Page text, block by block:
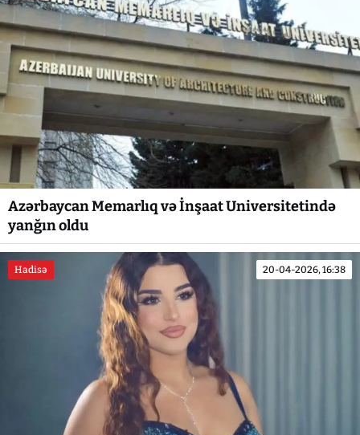
Azərbaycan Memarlıq və İnşaat Universitetində
yanğın oldu
Hadisə 20-04-2026, 16:38